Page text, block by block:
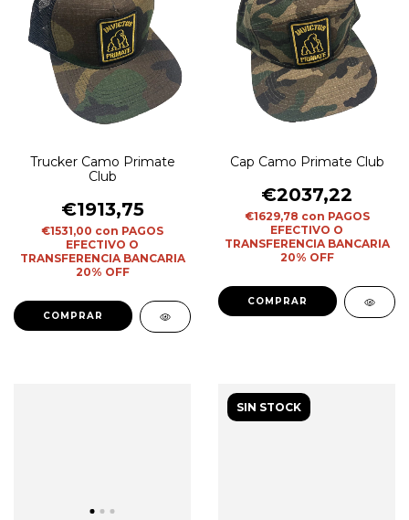
Trucker Camo Primate
Club
€1913,75
€1531,00 con PAGOS
EFECTIVO O
TRANSFERENCIA BANCARIA
20% OFF
Cap Camo Primate Club
€2037,22
€1629,78 con PAGOS
EFECTIVO O
TRANSFERENCIA BANCARIA
20% OFF
SIN STOCK